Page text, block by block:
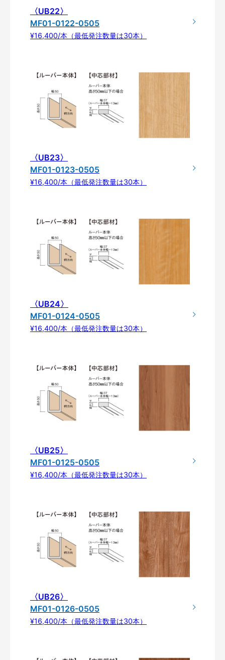
〈UB22〉
MF01-0122-0505
¥16,400/本（最低発注数量は30本）
〈UB23〉
MF01-0123-0505
¥16,400/本（最低発注数量は30本）
〈UB24〉
MF01-0124-0505
¥16,400/本（最低発注数量は30本）
〈UB25〉
MF01-0125-0505
¥16,400/本（最低発注数量は30本）
〈UB26〉
MF01-0126-0505
¥16,400/本（最低発注数量は30本）